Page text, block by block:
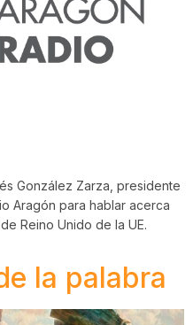
González Zarza, presidente
Aragón para hablar acerca
Reino Unido de la UE.
la palabra